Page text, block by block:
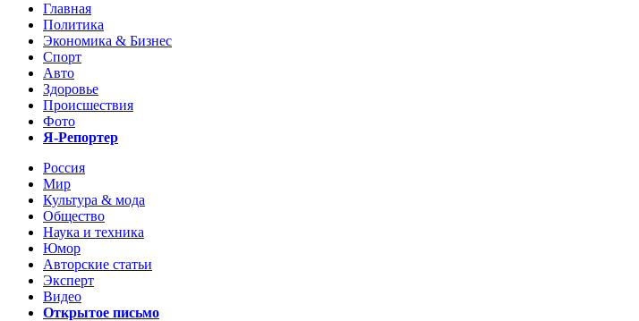
Главная
Политика
Экономика & Бизнес
Спорт
Авто
Здоровье
Происшествия
Фото
Я-Репортер
Россия
Мир
Культура & мода
Общество
Наука и техника
Юмор
Авторские статьи
Эксперт
Видео
Открытое письмо